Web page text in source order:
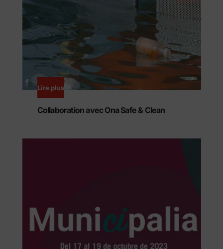
Lire plus
Collaboration avec Ona Safe & Clean